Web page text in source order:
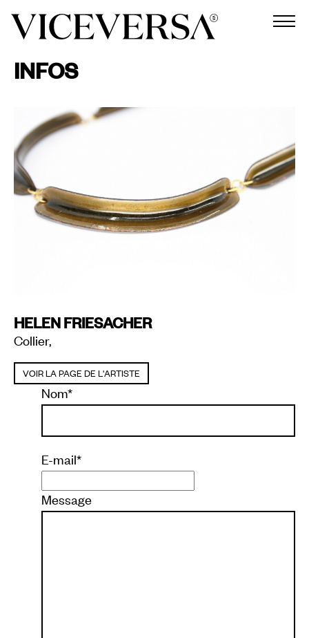
INFOS
HELEN FRIESACHER
Collier,
VOIR LA PAGE DE L'ARTISTE
Nom*
E-mail*
Message